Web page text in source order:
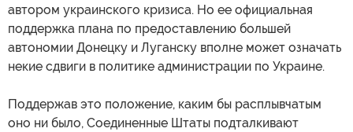
автором украинского кризиса. Но ее официальная
поддержка плана по предоставлению большей
автономии Донецку и Луганску вполне может означать
некие сдвиги в политике администрации по Украине.
Поддержав это положение, каким бы расплывчатым
оно ни было, Соединенные Штаты подталкивают